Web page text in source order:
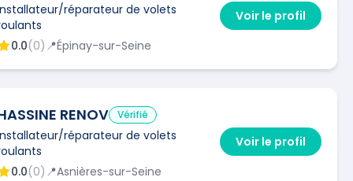
réparateur de volets
0.0(0) 📍Épinay-sur-Seine
Voir le profil
RENOV Vérifié
réparateur de volets
0.0(0) 📍Asnières-sur-Seine
Voir le profil